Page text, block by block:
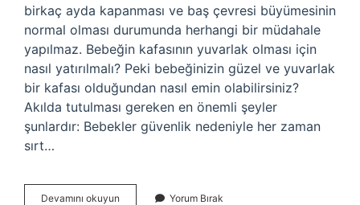
birkaç ayda kapanması ve baş çevresi büyümesinin
normal olması durumunda herhangi bir müdahale
yapılmaz. Bebeğin kafasının yuvarlak olması için
nasıl yatırılmalı? Peki bebeğinizin güzel ve yuvarlak
bir kafası olduğundan nasıl emin olabilirsiniz?
Akılda tutulması gereken en önemli şeyler
şunlardır: Bebekler güvenlik nedeniyle her zaman
sırt…
Devamını okuyun BebeklerdeYorum Bırak